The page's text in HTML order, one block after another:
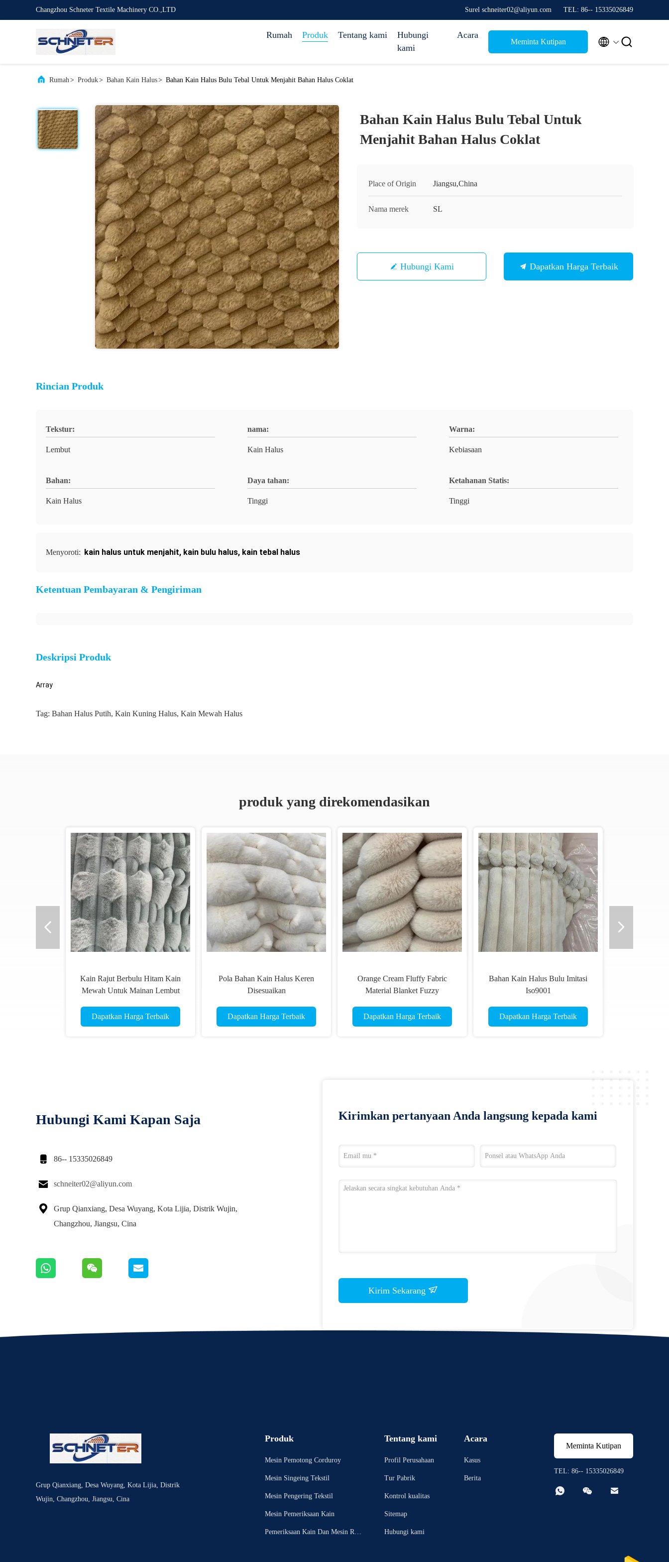
Changzhou Schneter Textile Machinery CO.,LTD Surel schneiter02@aliyun.com TEL: 86-- 15335026849
Rumah Produk Tentang kami
Hubungi
kami
Acara
Meminta Kutipan  
Rumah> Produk> Bahan Kain Halus> Bahan Kain Halus Bulu Tebal Untuk Menjahit Bahan Halus Coklat
Bahan Kain Halus Bulu Tebal Untuk
Menjahit Bahan Halus Coklat
Place of Origin Jiangsu,China
Nama merek SL
Hubungi Kami Dapatkan Harga Terbaik
Rincian Produk
Tekstur:
Lembut
nama:
Kain Halus
Warna:
Kebiasaan
Bahan:
Kain Halus
Daya tahan:
Tinggi
Ketahanan Statis:
Tinggi
Menyoroti: kain halus untuk menjahit, kain bulu halus, kain tebal halus
Ketentuan Pembayaran & Pengiriman
Deskripsi Produk
Array
Tag: Bahan Halus Putih, Kain Kuning Halus, Kain Mewah Halus
produk yang direkomendasikan
Kain Rajut Berbulu Hitam Kain
Mewah Untuk Mainan Lembut
Dapatkan Harga Terbaik
Pola Bahan Kain Halus Keren
Disesuaikan
Dapatkan Harga Terbaik
Orange Cream Fluffy Fabric
Material Blanket Fuzzy
Dapatkan Harga Terbaik
Bahan Kain Halus Bulu Imitasi
Iso9001
Dapatkan Harga Terbaik
Hubungi Kami Kapan Saja
 86-- 15335026849
 schneiter02@aliyun.com

Grup Qianxiang, Desa Wuyang, Kota Lijia, Distrik Wujin,
Changzhou, Jiangsu, Cina
Kirimkan pertanyaan Anda langsung kepada kami
Kirim Sekarang
Grup Qianxiang, Desa Wuyang, Kota Lijia, Distrik
Wujin, Changzhou, Jiangsu, Cina
Produk
Mesin Pemotong Corduroy
Mesin Singeing Tekstil
Mesin Pengering Tekstil
Mesin Pemeriksaan Kain
Pemeriksaan Kain Dan Mesin Rolli
Tentang kami
Profil Perusahaan
Tur Pabrik
Kontrol kualitas
Sitemap
Hubungi kami
Acara
Kasus
Berita
Meminta Kutipan
TEL: 86-- 15335026849
  